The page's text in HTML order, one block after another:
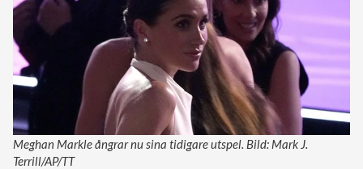
Meghan Markle ångrar nu sina tidigare utspel. Bild: Mark J.
Terrill/AP/TT